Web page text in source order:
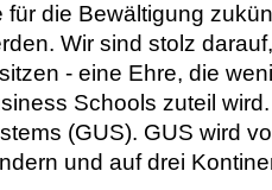
für die Bewältigung
Wir sind stolz
- eine Ehre, die
Schools zuteil
(GUS). GUS wird
und auf drei